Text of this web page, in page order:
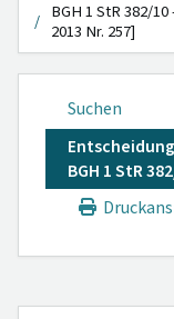
BGH 1 StR 382/
2013 Nr. 257]
Suchen
Entscheidung
BGH 1 StR